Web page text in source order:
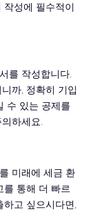
성에 필수적이
를 작성합니다.
까, 정확히 기입
수 있는 공제를
하세요.
미래에 세금 환
를 통해 더 빠르
고 싶으시다면,